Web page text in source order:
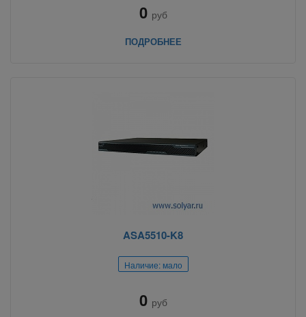
0 руб
ПОДРОБНЕЕ
ASA5510-K8
Наличие: мало
0 руб